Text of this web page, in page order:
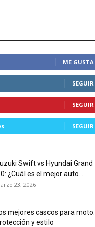
ME GUSTA
SEGUIR
SEGUIR
SEGUIR
Swift vs Hyundai Grand
¿Cuál es el mejor auto...
23, 2026
mejores cascos para moto:
y estilo